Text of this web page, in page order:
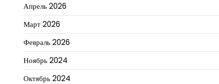
Апрель 2026
Март 2026
Февраль 2026
Ноябрь 2024
Октябрь 2024